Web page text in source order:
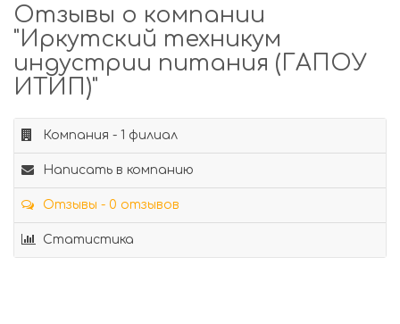
Отзывы о компании
"Иркутский техникум
индустрии питания (ГАПОУ
ИТИП)"
Компания - 1 филиал
Написать в компанию
Отзывы - 0 отзывов
Статистика